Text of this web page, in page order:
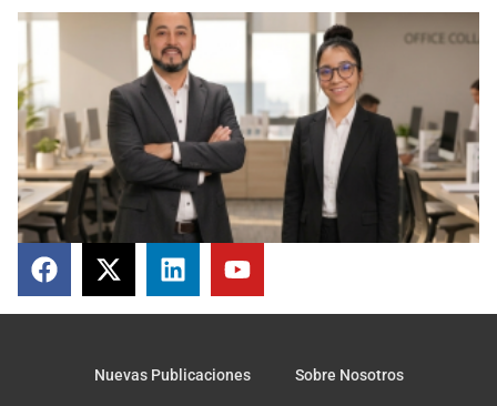
Nuevas Publicaciones Sobre Nosotros